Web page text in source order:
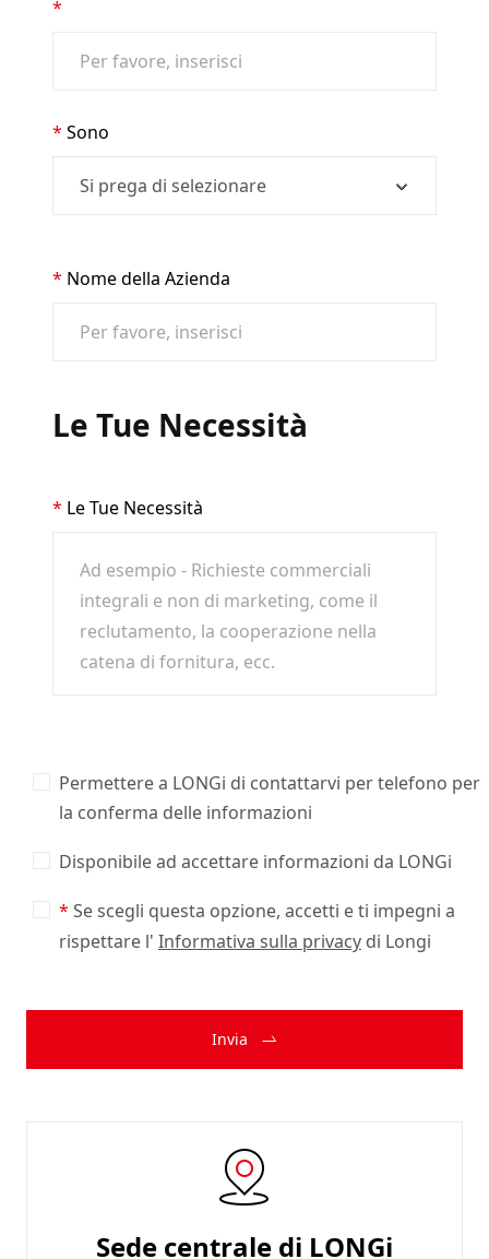
Sono
Nome della Azienda
Le Tue Necessità
Le Tue Necessità
Permettere a LONGi di contattarvi per telefono per
la conferma delle informazioni
Disponibile ad accettare informazioni da LONGi
Se scegli questa opzione, accetti e ti impegni a
rispettare l' Informativa sulla privacy di Longi
Invia
Sede centrale di LONGi